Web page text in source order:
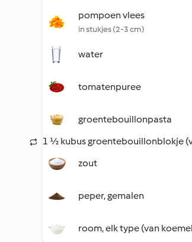
pompoen vlees
in stukjes (2-3 cm)
water
tomatenpuree
groentebouillonpasta
1 ½ kubus groentebouillonblokje
zout
peper, gemalen
room, elk type (van